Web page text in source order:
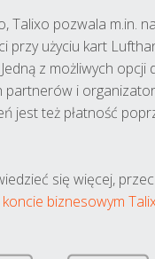
Talixo pozwala m.in. na
przy użyciu kart
z możliwych opcji
partnerów i
jest też płatność
się więcej,
koncie biznesowym